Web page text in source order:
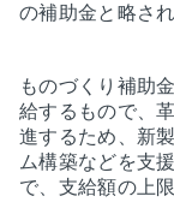
の補助金と略さ
ものづくり補助
給するもので、
進するため、新
ム構築などを支
で、支給額の上